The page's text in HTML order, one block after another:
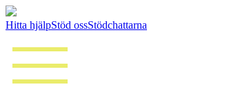
Hitta hjälpStöd ossStödchattarna